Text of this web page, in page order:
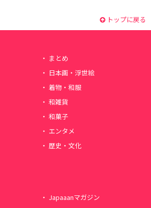
トップに戻る
まとめ
日本画・浮世絵
着物・和服
和雑貨
和菓子
エンタメ
歴史・文化
Japaaanマガジン